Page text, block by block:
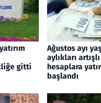
gitti
Ağustos ayı
aylıkları
hesaplara
başlandı